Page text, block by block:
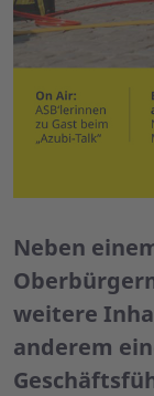
Neben
weitere
anderem